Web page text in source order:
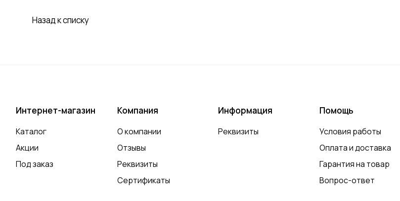
Назад к списку
Интернет-магазин
Каталог
Акции
Под заказ
Компания
О компании
Отзывы
Реквизиты
Сертификаты
Информация
Реквизиты
Помощь
Условия работы
Оплата и доставка
Гарантия на товар
Вопрос-ответ